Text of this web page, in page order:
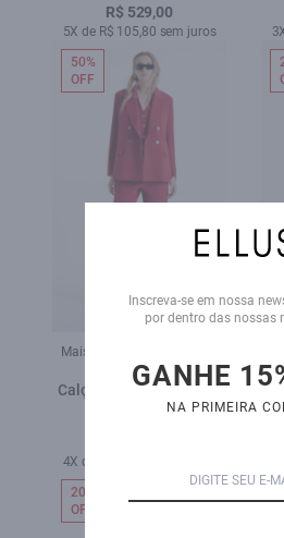
R$ 529,00
5X de R$ 105,80 sem juros
Mais cores:
Calça Tailoring Patheph
4X de R$ 104,75 sem juros
50%
OFF
20%
OFF
Inscreva-se em nossa
por dentro das nossas
GANHE
NA PRIMEIRA